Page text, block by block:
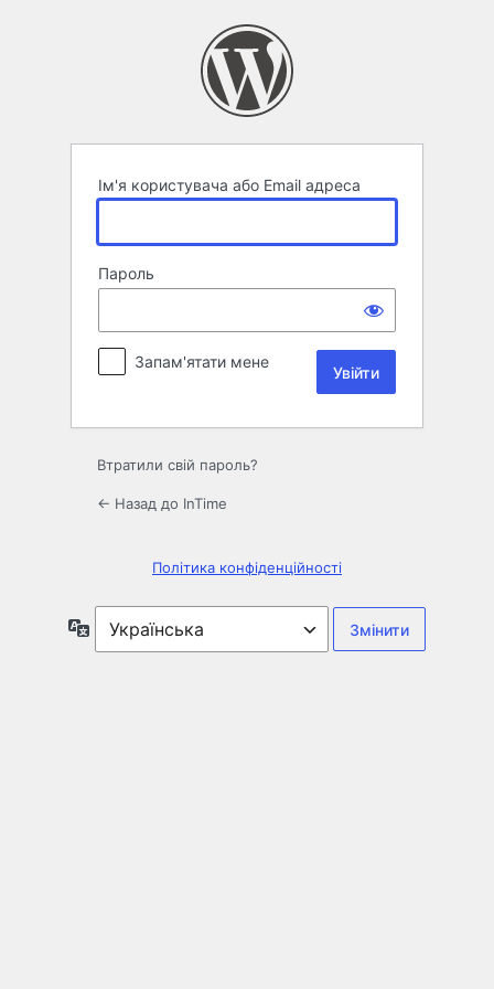
Ім'я користувача або Email адреса
Пароль
Запам'ятати мене
Втратили свій пароль?
← Назад до InTime
Політика конфіденційності
Мова